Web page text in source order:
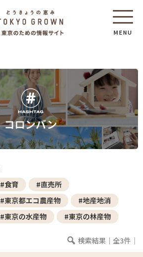
MENU
コロンバン
#食育
#直売所
#東京都エコ農産物
#地産地消
#東京の水産物 #東京の林産物
検索結果｜全3件｜